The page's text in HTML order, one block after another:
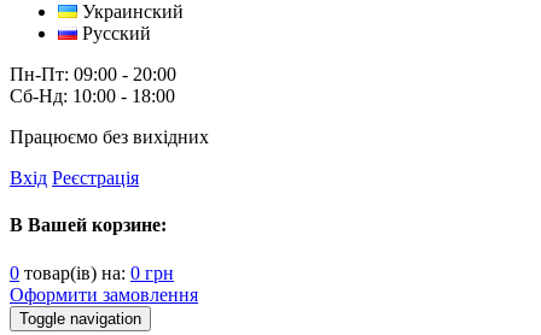
Украинский
Русский
Пн-Пт: 09:00 - 20:00
Сб-Нд: 10:00 - 18:00
Працюємо без вихідних
Вхід Реєстрація
В Вашей корзине:
0 товар(ів) на: 0 грн
Оформити замовлення
Toggle navigation